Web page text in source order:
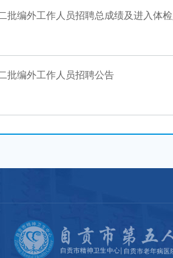
批编外工作人员招聘公告